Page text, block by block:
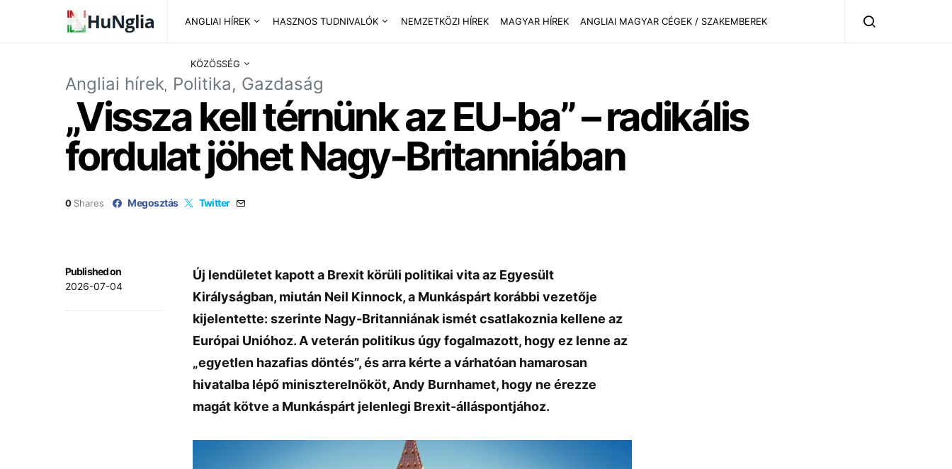
ANGLIAI HÍREK HASZNOS TUDNIVALÓK NEMZETKÖZI HÍREK MAGYAR HÍREK ANGLIAI MAGYAR CÉGEK / SZAKEMBEREK
KÖZÖSSÉG
Angliai hírek Politika, Gazdaság
„Vissza kell térnünk az EU-ba” – radikális
fordulat jöhet Nagy-Britanniában
0 Shares Megosztás Twitter
Published on
2026-07-04
Új lendületet kapott a Brexit körüli politikai vita az Egyesült
Királyságban, miután Neil Kinnock, a Munkáspárt korábbi vezetője
kijelentette: szerinte Nagy-Britanniának ismét csatlakoznia kellene az
Európai Unióhoz. A veterán politikus úgy fogalmazott, hogy ez lenne az
„egyetlen hazafias döntés”, és arra kérte a várhatóan hamarosan
hivatalba lépő miniszterelnököt, Andy Burnhamet, hogy ne érezze
magát kötve a Munkáspárt jelenlegi Brexit-álláspontjához.